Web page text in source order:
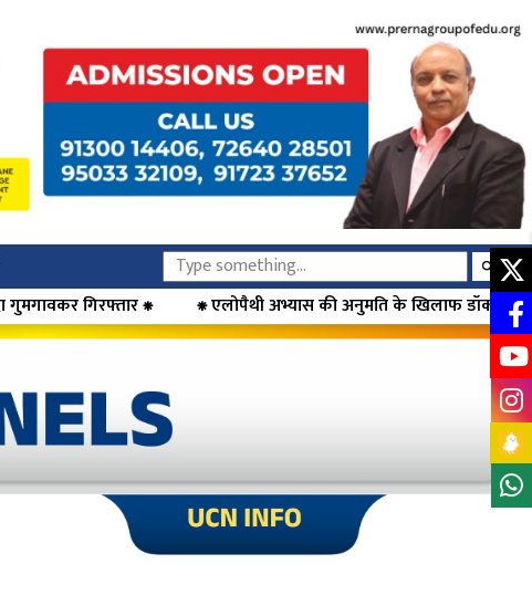
⁕ एलोपैथी अभ्यास की अनुमति के खिलाफ डॉक्टरों का आंदोलन, मुख्यमंत्री
Click to visit UCN Info